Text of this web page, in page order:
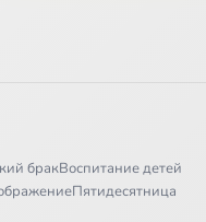
18:53
бракВоспитание детей
Пятидесятница